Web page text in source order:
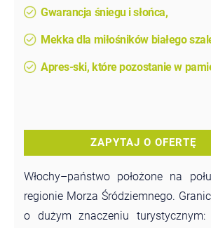
Gwarancja śniegu i słońca,
Mekka dla miłośników białego
Apres-ski, które pozostanie w
ZAPYTAJ O OFERTĘ
Włochy–państwo położone na
regionie Morza Śródziemnego.
o dużym znaczeniu